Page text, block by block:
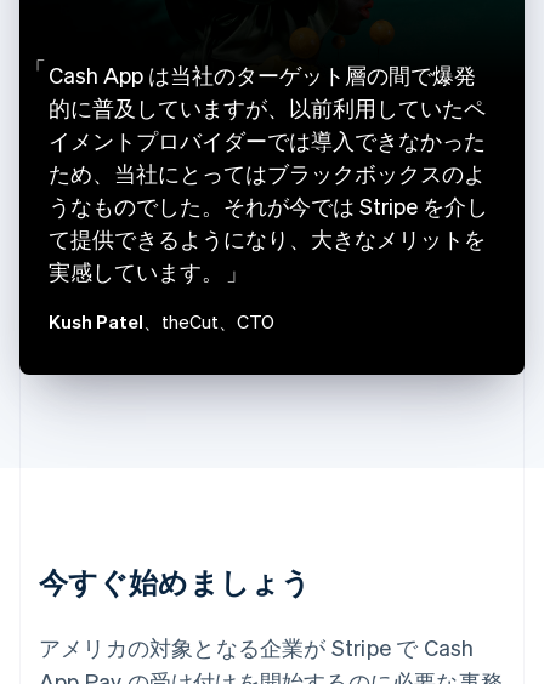
Cash App は当社のターゲット層の間で爆発
的に普及していますが、以前利用していたペ
イメントプロバイダーでは導入できなかった
ため、当社にとってはブラックボックスのよ
うなものでした。それが今では Stripe を介し
て提供できるようになり、大きなメリットを
実感しています。
Kush Patel 、theCut、CTO
今すぐ始めましょう
アメリカの対象となる企業が Stripe で Cash
オランダ
Nederlands English
カナダ
English Français
キプロス
English
ギリシア
English
クロアチア
ジブラルタル
シンガポール
スロバキア
English
English Italiano
タイ